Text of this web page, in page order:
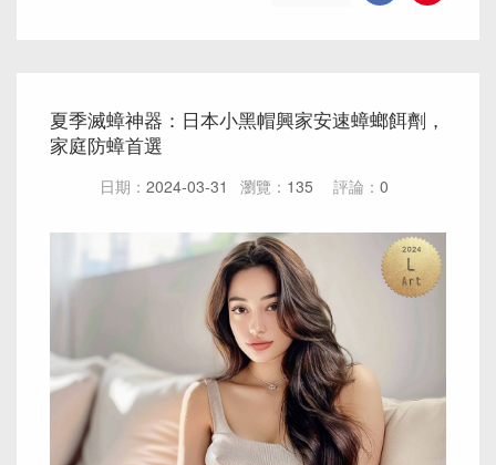
夏季滅蟑神器：日本小黑帽興家安速蟑螂餌劑，
家庭防蟑首選
日期： 2024-03-31 瀏覽： 135 評論： 0